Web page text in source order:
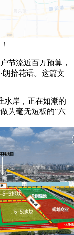
流近百万预算，
朗拾花语。这篇文
岸，正在如潮的
为毫无短板的“六